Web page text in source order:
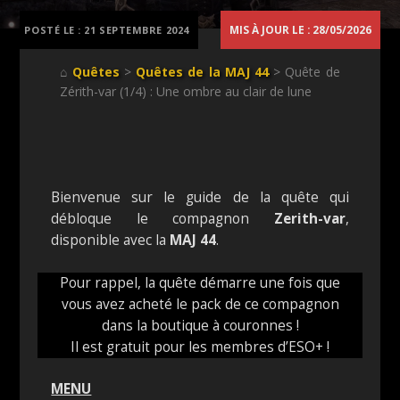
MIS À JOUR LE : 28/05/2026
⌂ Quêtes > Quêtes de la MAJ 44> Quête de
Zérith-var (1/4) : Une ombre au clair de lune
Bienvenue sur le guide de la quête qui
débloque le compagnon Zerith-var,
disponible avec la MAJ 44.
Pour rappel, la quête démarre une fois que
vous avez acheté le pack de ce compagnon
dans la boutique à couronnes !
Il est gratuit pour les membres d’ESO+ !
MENU
POSTÉ LE : 21 SEPTEMBRE 2024